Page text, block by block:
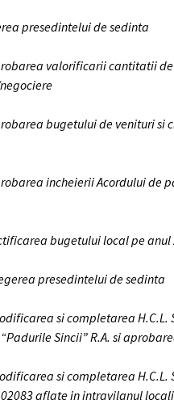
presedintelui de sedinta
valorificarii cantitatii de
bugetului de venituri si
incheierii Acordului de
bugetului local pe anul
presedintelui de sedinta
si completarea H.C.L.
Sincii” R.A. si
si completarea H.C.L.
aflate in intravilanul